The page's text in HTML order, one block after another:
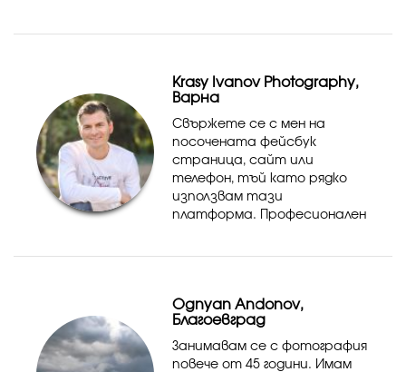
Krasy Ivanov Photography,
Варна
Свържете се с мен на
посочената фейсбук
страница, сайт или
телефон, тъй като рядко
използвам тази
платформа. Професионален
най-добрите моменти с
качес...
Ognyan Andonov,
Благоевград
Занимавам се с фотография
повече от 45 години. Имам